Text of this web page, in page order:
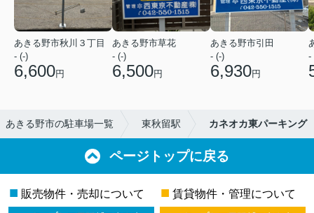
あきる野市秋川３丁目
- (-)
6,600円
あきる野市草花
- (-)
6,500円
あきる野市引田
- (-)
6,930円
-
あきる野市の駐車場一覧 東秋留駅 カネオカ東パーキング
ページトップに戻る
■ 販売物件・売却について ■ 賃貸物件・管理について